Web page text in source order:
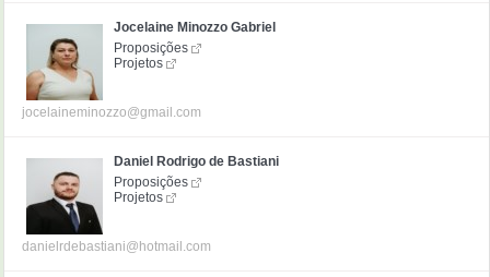
Jocelaine Minozzo Gabriel
Proposições
Projetos
jocelaineminozzo@gmail.com
Daniel Rodrigo de Bastiani
Proposições
Projetos
danielrdebastiani@hotmail.com